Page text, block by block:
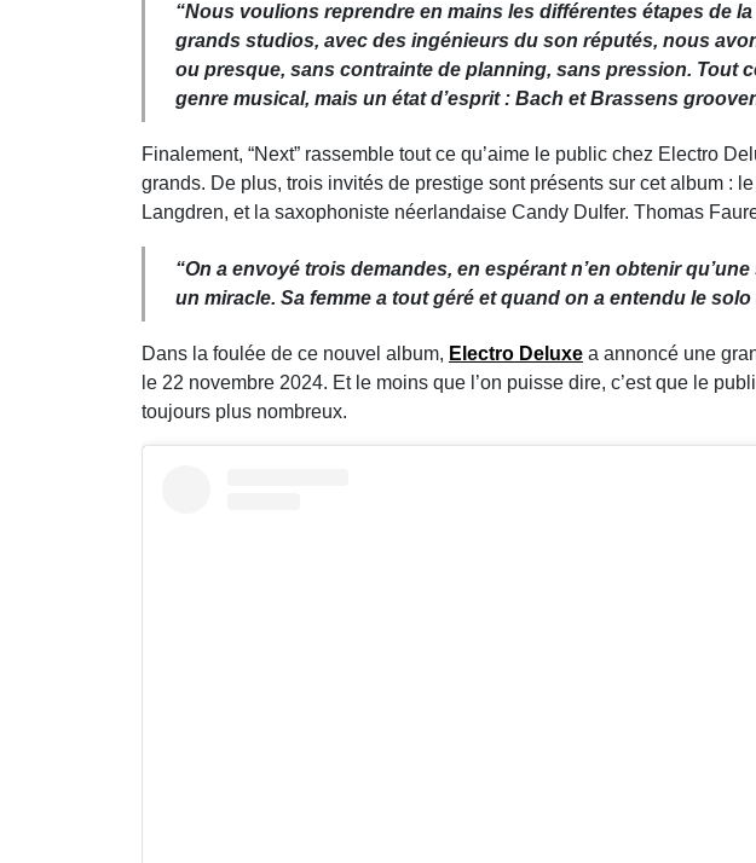
“Nous voulions reprendre en mains les différentes étapes de
grands studios, avec des ingénieurs du son réputés, nous
ou presque, sans contrainte de planning, sans pression. Tout
genre musical, mais un état d’esprit : Bach et Brassens
Finalement, “Next” rassemble tout ce qu’aime le public chez Electro
grands. De plus, trois invités de prestige sont présents sur cet album :
Langdren, et la saxophoniste néerlandaise Candy Dulfer. Thomas
“On a envoyé trois demandes, en espérant n’en obtenir
un miracle. Sa femme a tout géré et quand on a entendu le
Dans la foulée de ce nouvel album, Electro Deluxe a annoncé une
le 22 novembre 2024. Et le moins que l’on puisse dire, c’est que le
toujours plus nombreux.